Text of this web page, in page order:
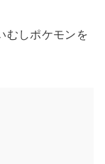
むしポケモンを